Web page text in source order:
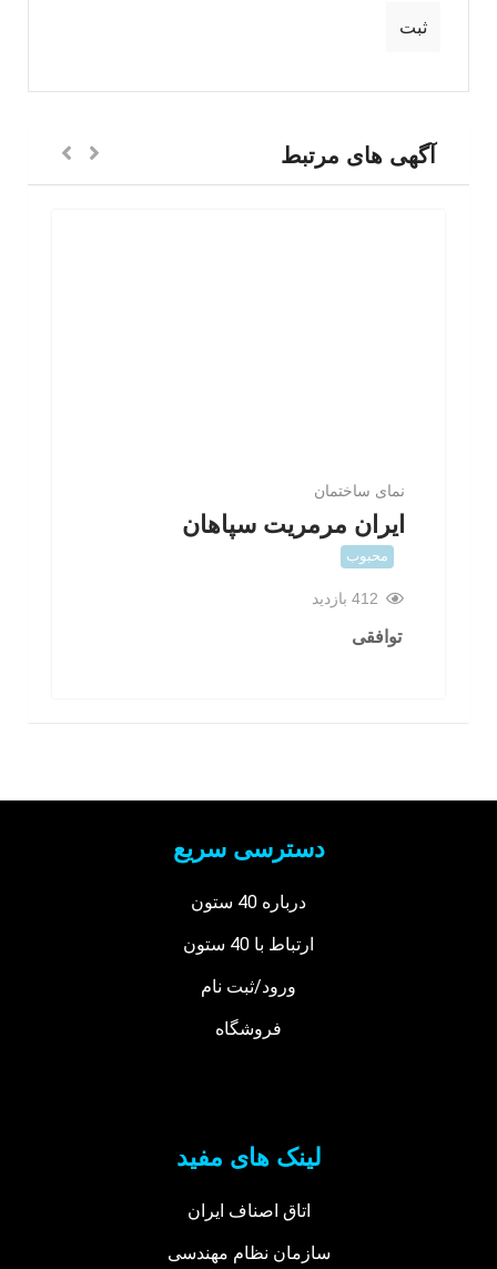
آگهی های مرتبط
نمای ساختمان
ایران مرمریت سپاهان
محبوب
412 بازدید
توافقی
دسترسی سریع
درباره 40 ستون
ارتباط با 40 ستون
ورود/ثبت نام
فروشگاه
لینک های مفید
اتاق اصناف ایران
سازمان نظام مهندسی